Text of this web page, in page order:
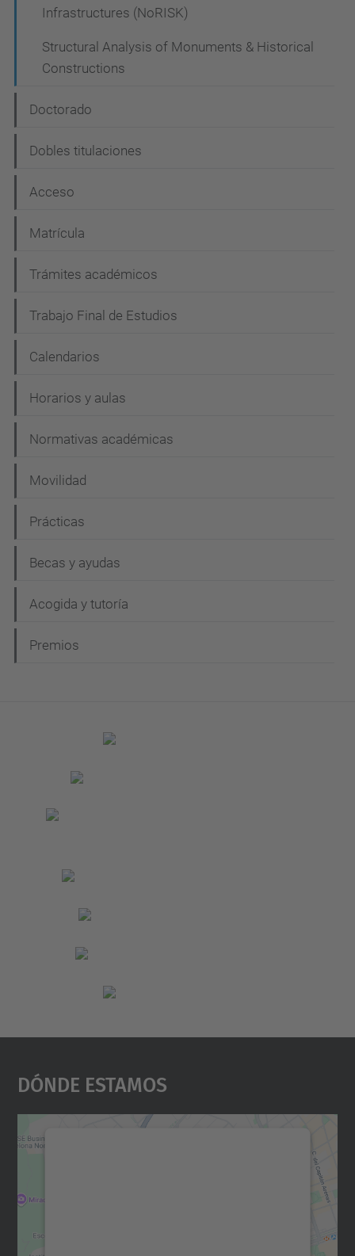
Infrastructures (NoRISK)
Structural Analysis of Monuments & Historical
Constructions
Doctorado
Dobles titulaciones
Acceso
Matrícula
Trámites académicos
Trabajo Final de Estudios
Calendarios
Horarios y aulas
Normativas académicas
Movilidad
Prácticas
Becas y ayudas
Acogida y tutoría
Premios
Dónde Estamos